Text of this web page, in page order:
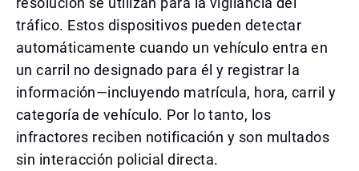
tráfico. Estos dispositivos pueden detectar
automáticamente cuando un vehículo entra en
un carril no designado para él y registrar la
información—incluyendo matrícula, hora, carril y
categoría de vehículo. Por lo tanto, los
infractores reciben notificación y son multados
sin interacción policial directa.